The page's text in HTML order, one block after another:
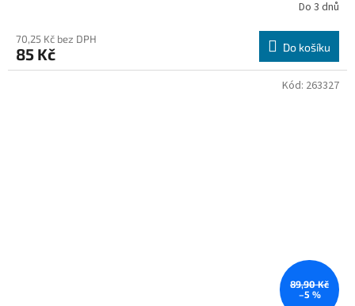
Do 3 dnů
70,25 Kč bez DPH
85 Kč Do košíku
89,90 Kč
–5 %
Kód: 263327